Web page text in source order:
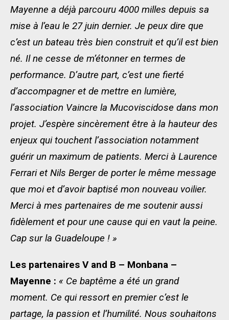
Mayenne a déjà parcouru 4000 milles depuis sa
mise à l’eau le 27 juin dernier. Je peux dire que
c’est un bateau très bien construit et qu’il est bien
né. Il ne cesse de m’étonner en termes de
performance. D’autre part, c’est une fierté
d’accompagner et de mettre en lumière,
l’association Vaincre la Mucoviscidose dans mon
projet. J’espère sincèrement être à la hauteur des
enjeux qui touchent l’association notamment
guérir un maximum de patients. Merci à Laurence
Ferrari et Nils Berger de porter le même message
que moi et d’avoir baptisé mon nouveau voilier.
Merci à mes partenaires de me soutenir aussi
fidèlement et pour une cause qui en vaut la peine.
Cap sur la Guadeloupe ! »
Les partenaires V and B – Monbana –
Mayenne : « Ce baptême a été un grand
moment. Ce qui ressort en premier c’est le
partage, la passion et l’humilité. Nous souhaitons